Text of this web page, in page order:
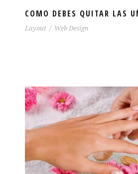
COMO DEBES QUITAR LAS
Layout / Web Design